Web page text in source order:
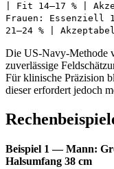
| Fit 14–17 % |
Frauen: Essenziell
21–24 % |
Die US-Navy-Methode
zuverlässige
Für klinische Präzision
dieser erfordert jedoch
Beispiel 1 — Mann:
Halsumfang 38 cm